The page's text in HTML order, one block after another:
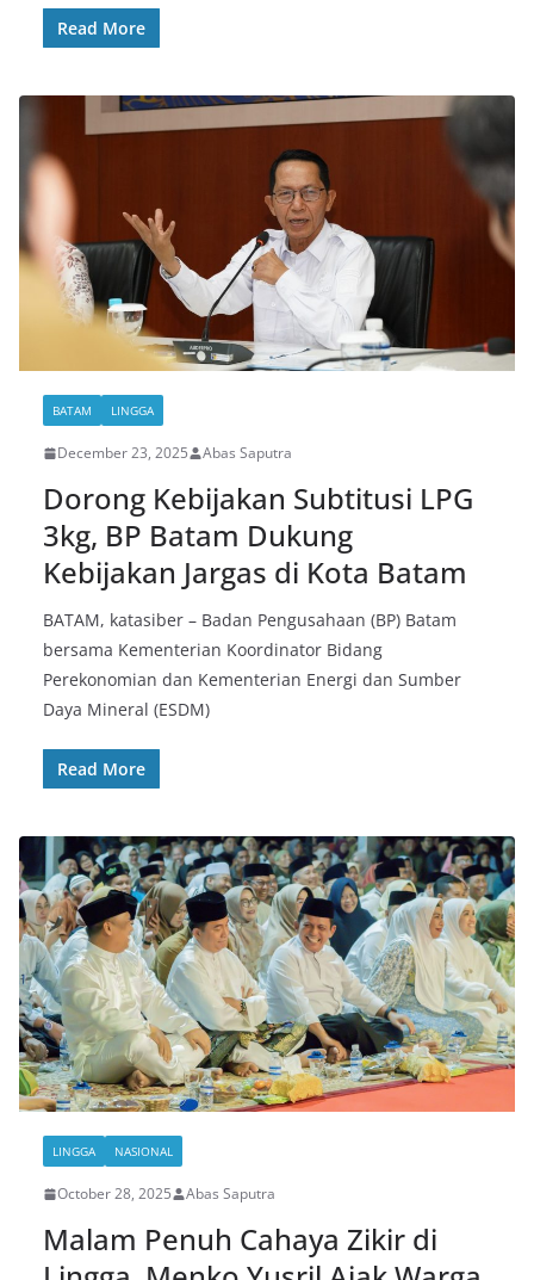
Read More
BATAM LINGGA
December 23, 2025 Abas Saputra
Dorong Kebijakan Subtitusi LPG
3kg, BP Batam Dukung
Kebijakan Jargas di Kota Batam
BATAM, katasiber – Badan Pengusahaan (BP) Batam
bersama Kementerian Koordinator Bidang
Perekonomian dan Kementerian Energi dan Sumber
Daya Mineral (ESDM)
Read More
LINGGA NASIONAL
October 28, 2025 Abas Saputra
Malam Penuh Cahaya Zikir di